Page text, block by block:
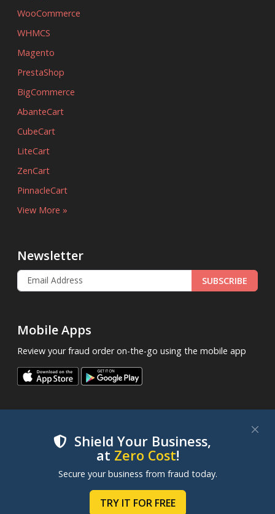
Shield Your Business,
at Zero Cost!
Secure your business from fraud today.
TRY IT FOR FREE
WooCommerce
WHMCS
Magento
PrestaShop
BigCommerce
AbanteCart
CubeCart
LiteCart
ZenCart
PinnacleCart
View More »
Newsletter
SUBSCRIBE
Mobile Apps
Review your fraud order on-the-go using the mobile app
Terms of Service |Privacy Policy| SLA| Cookie Notice
We use cookies to improve your experience on our
websites. By clicking "Accept Cookies", you consent to
our use of cookies. Learn more in ourCookie Policy